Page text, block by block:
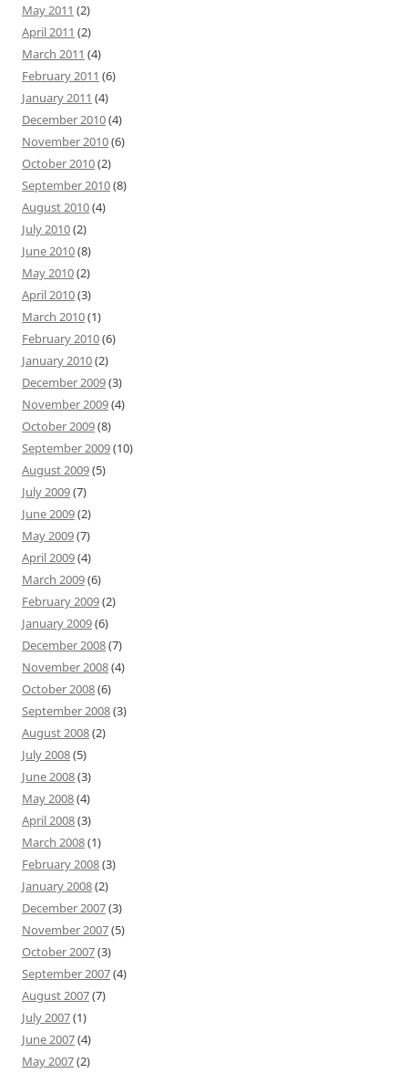
May 2011 (2)
April 2011 (2)
March 2011 (4)
February 2011 (6)
January 2011 (4)
December 2010(4)
November 2010(6)
October 2010(2)
September 2010(8)
August 2010(4)
July 2010(2)
June 2010(8)
May 2010(2)
April 2010(3)
March 2010(1)
February 2010(6)
January 2010(2)
December 2009(3)
November 2009(4)
October 2009(8)
September 2009(10)
August 2009(5)
July 2009(7)
June 2009(2)
May 2009(7)
April 2009(4)
March 2009(6)
February 2009(2)
January 2009(6)
December 2008(7)
November 2008(4)
October 2008(6)
September 2008(3)
August 2008(2)
July 2008(5)
June 2008(3)
May 2008(4)
April 2008(3)
March 2008(1)
February 2008(3)
January 2008(2)
December 2007(3)
November 2007(5)
October 2007(3)
September 2007(4)
August 2007(7)
July 2007(1)
June 2007(4)
May 2007(2)